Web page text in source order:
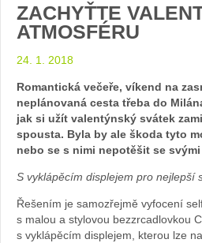
ZACHYŤTE
ATMOSFÉRU
24. 1. 2018
Romantická večeře, víkend na
neplánovaná cesta třeba do
jak si užít valentýnský svátek
spousta. Byla by ale škoda tyto
nebo se s nimi nepotěšit se
S vyklápěcím displejem pro nejlepší
Řešením je samozřejmě vyfocení
s malou a stylovou bezzrcadlovkou
s vyklápěcím displejem, kterou lze